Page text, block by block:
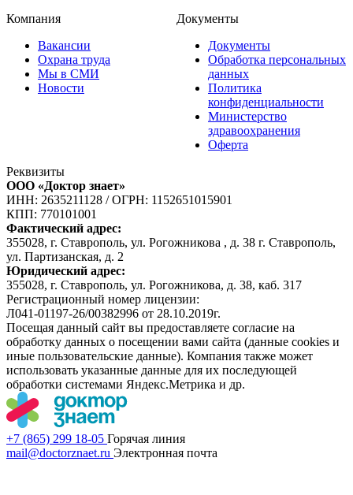
Компания
Вакансии
Охрана труда
Мы в СМИ
Новости
Документы
Документы
Обработка персональных
данных
Политика
конфиденциальности
Министерство
здравоохранения
Оферта
Реквизиты
ООО «Доктор знает»
ИНН: 2635211128 /ОГРН: 1152651015901
КПП: 770101001
Фактический адрес:
355028, г. Ставрополь, ул. Рогожникова , д. 38 г. Ставрополь,
ул. Партизанская, д. 2
Юридический адрес:
355028, г. Ставрополь, ул. Рогожникова, д. 38, каб. 317
Регистрационный номер лицензии:
Л041-01197-26/00382996 от 28.10.2019г.
Посещая данный сайт вы предоставляете согласие на
обработку данных о посещении вами сайта (данные cookies и
иные пользовательские данные). Компания также может
использовать указанные данные для их последующей
обработки системами Яндекс.Метрика и др.
+7 (865) 299 18-05 Горячая линия
mail@doctorznaet.ru Электронная почта